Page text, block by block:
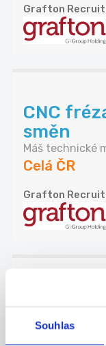
Souhlas
Grafton
CNC
směn
Máš technické
Celá ČR
Grafton
nočních
Hledáš stabilní